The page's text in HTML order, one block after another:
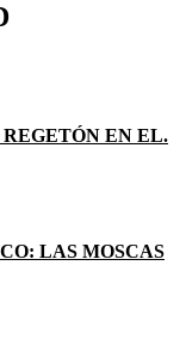
EN EL.
LAS MOSCAS